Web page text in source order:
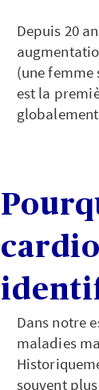
Depuis 20
(une femme
est la
Dans notre
maladies
souvent